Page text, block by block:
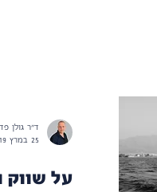
ד"ר גולן
25 במרץ 2019
על שווק